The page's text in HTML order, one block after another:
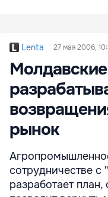
Lenta 27 мая 2006,
рынок
сотрудничестве с
разработает